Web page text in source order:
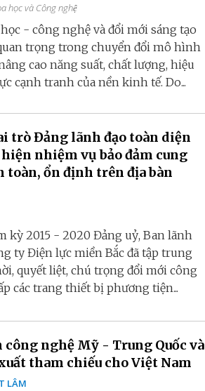
học và Công nghệ
- công nghệ và đổi mới sáng tạo
trọng trong chuyển đổi mô hình
cao năng suất, chất lượng, hiệu
cạnh tranh của nền kinh tế. Do...
trò Đảng lãnh đạo toàn diện
nhiệm vụ bảo đảm cung
toàn, ổn định trên địa bàn
kỳ 2015 - 2020 Đảng uỷ, Ban lãnh
ty Điện lực miền Bắc đã tập trung
quyết liệt, chú trọng đổi mới công
các trang thiết bị phương tiện...
công nghệ Mỹ - Trung Quốc và
tham chiếu cho Việt Nam
LÂM